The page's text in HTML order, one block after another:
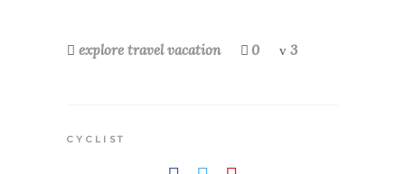
explore travel vacation 0 3
CYCLIST